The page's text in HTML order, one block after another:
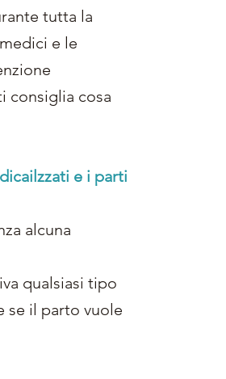
tutta la
e le
consiglia cosa
e i parti
alcuna
qualsiasi tipo
se il parto vuole